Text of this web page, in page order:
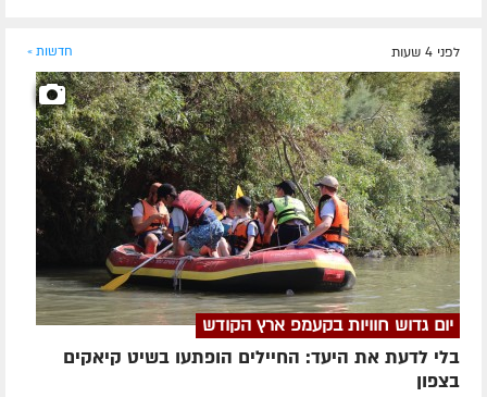
לפני 4 שעות חדשות »
יום גדוש חוויות בקעמפ ארץ הקודש
בלי לדעת את היעד: החיילים הופתעו בשיט קיאקים
בצפון